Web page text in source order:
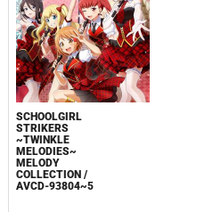
SCHOOLGIRL
STRIKERS
~TWINKLE
MELODIES~
MELODY
COLLECTION /
AVCD-93804~5